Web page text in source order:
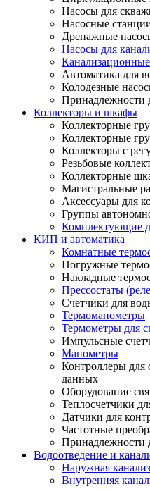
Насосы для
Насосные
Дренажные
Насосы для
Автоматика для
Колодезные
Принадлежности
Коллекторы и шкафы
Коллекторные
Коллекторные
Коллекторы с
Резьбовые
Коллекторные
Магистральные
Аксессуары для
Группы
Комплектующие
КИП и автоматика
Комнатные
Погружные
Накладные
Прессостаты
Счетчики для
Термоманометры
Термометры для
Импульсные
Манометры
Контроллеры для
данных
Оборудование
Теплосчетчики
Датчики для
Частотные
Принадлежности
Водоотведение и
Наружная
Внутренняя